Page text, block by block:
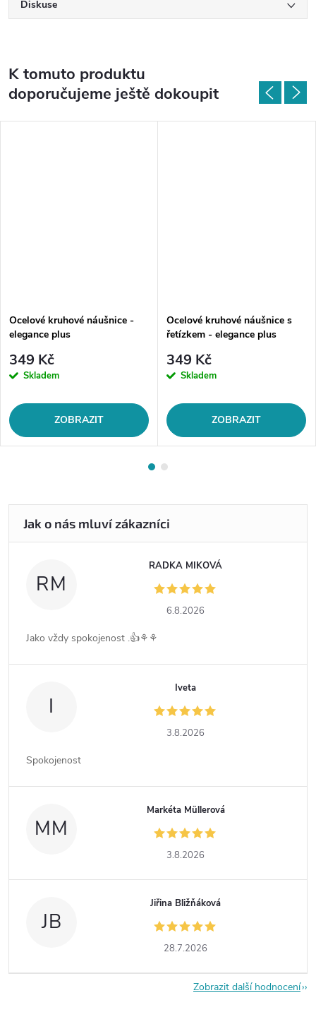
Diskuse
K tomuto produktu
doporučujeme ještě dokoupit
Ocelové kruhové náušnice -
elegance plus
349 Kč
Skladem
ZOBRAZIT
Ocelové kruhové náušnice s
řetízkem - elegance plus
349 Kč
Skladem
ZOBRAZIT
RM
RADKA MIKOVÁ
6.8.2026
Jako vždy spokojenost .👍⚘️⚘️
I
Iveta
3.8.2026
Spokojenost
MM
Markéta Müllerová
3.8.2026
JB
Jiřina Bližňáková
28.7.2026
Zobrazit další hodnocení